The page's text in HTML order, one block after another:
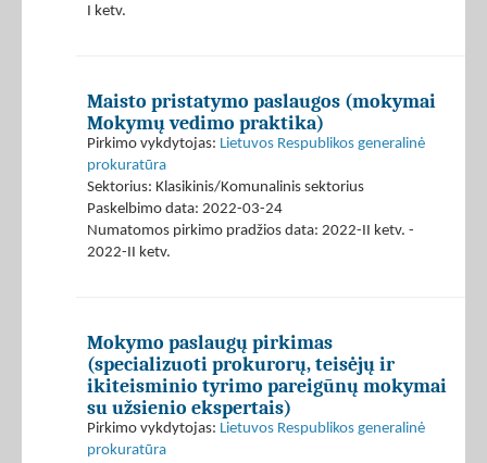
I ketv.
Maisto pristatymo paslaugos (mokymai
Mokymų vedimo praktika)
Pirkimo vykdytojas: Lietuvos Respublikos generalinė
prokuratūra
Sektorius: Klasikinis/Komunalinis sektorius
Paskelbimo data: 2022-03-24
Numatomos pirkimo pradžios data: 2022-II ketv. -
2022-II ketv.
Mokymo paslaugų pirkimas
(specializuoti prokurorų, teisėjų ir
ikiteisminio tyrimo pareigūnų mokymai
su užsienio ekspertais)
Pirkimo vykdytojas: Lietuvos Respublikos generalinė
prokuratūra